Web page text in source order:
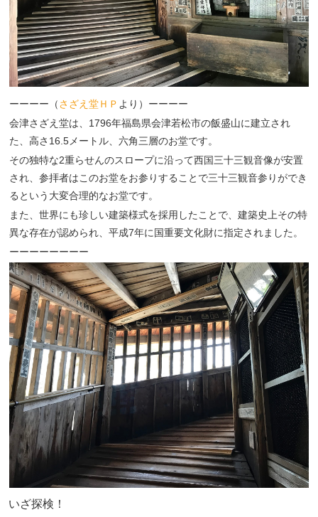
ーーーー（さざえ堂ＨＰ より）ーーーー
会津さざえ堂は、1796年福島県会津若松市の飯盛山に建立され
た、高さ16.5メートル、六角三層のお堂です。
その独特な2重らせんのスロープに沿って西国三十三観音像が安置
され、参拝者はこのお堂をお参りすることで三十三観音参りができ
るという大変合理的なお堂です。
また、世界にも珍しい建築様式を採用したことで、建築史上その特
異な存在が認められ、平成7年に国重要文化財に指定されました。
ーーーーーーーー
いざ探検！